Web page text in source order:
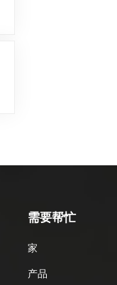
需要帮忙
家
产品